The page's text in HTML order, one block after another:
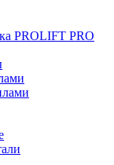
PROLIFT PRO